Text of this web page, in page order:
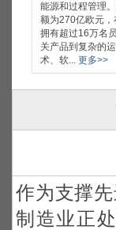
能源和过程管理
额为270亿欧元
拥有超过16万名
关产品到复杂的
术、软... 更多>>
作为支撑
制造业正